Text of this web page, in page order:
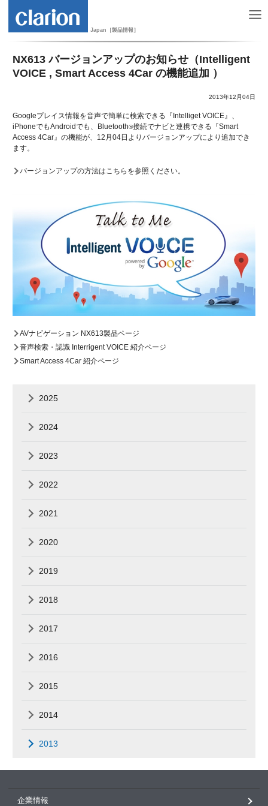
Japan［製品情報］
NX613 バージョンアップのお知らせ（Intelligent
VOICE , Smart Access 4Car の機能追加 ）
2013年12月04日
Googleプレイス情報を音声で簡単に検索できる『Intelliget VOICE』、
iPhoneでもAndroidでも、Bluetooth®接続でナビと連携できる『Smart
Access 4Car』の機能が、12月04日よりバージョンアップにより追加でき
ます。
バージョンアップの方法はこちらを参照ください。
AVナビゲーション NX613製品ページ
音声検索・認識 Interrigent VOICE 紹介ページ
Smart Access 4Car 紹介ページ
2025
2024
2023
2022
2021
2020
2019
2018
2017
2016
2015
2014
2013
企業情報